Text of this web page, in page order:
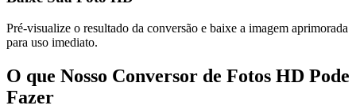
Pré-visualize o resultado da conversão e baixe a imagem aprimorada
para uso imediato.
O que Nosso Conversor de Fotos HD Pode
Fazer